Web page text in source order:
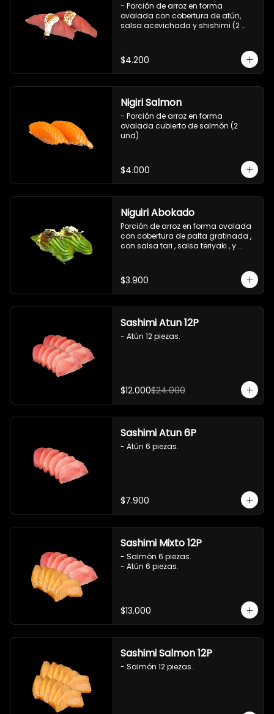
- Porción de arroz en forma
ovalada con cobertura de atún,
salsa acevichada y shishimi (2
$4.200
Nigiri Salmon
- Porción de arroz en forma
ovalada cubierto de salmón (2
und)
$4.000
Niguiri Abokado
Porción de arroz en forma ovalada
con cobertura de palta gratinada ,
con salsa tari , salsa teriyaki , y
$3.900
Sashimi Atun 12P
- Atún 12 piezas.
$12.000$24.000
Sashimi Atun 6P
- Atún 6 piezas.
$7.900
Sashimi Mixto 12P
- Salmón 6 piezas.
- Atún 6 piezas.
$13.000
Sashimi Salmon 12P
- Salmón 12 piezas.